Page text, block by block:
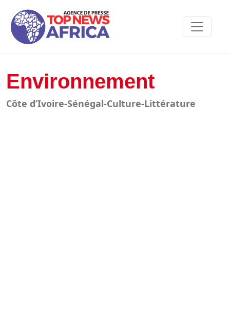
Environnement
Côte d’Ivoire-Sénégal-Culture-Littérature